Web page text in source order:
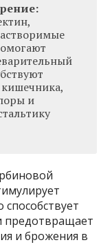
и
и брожения в